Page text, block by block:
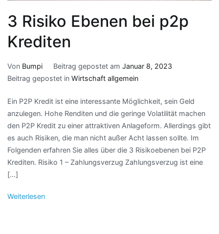
3 Risiko Ebenen bei p2p
Krediten
Von Bumpi Beitrag gepostet am Januar 8, 2023
Beitrag gepostet in Wirtschaft allgemein
Ein P2P Kredit ist eine interessante Möglichkeit, sein Geld
anzulegen. Hohe Renditen und die geringe Volatilität machen
den P2P Kredit zu einer attraktiven Anlageform. Allerdings gibt
es auch Risiken, die man nicht außer Acht lassen sollte. Im
Folgenden erfahren Sie alles über die 3 Risikoebenen bei P2P
Krediten. Risiko 1 – Zahlungsverzug Zahlungsverzug ist eine
[…]
Weiterlesen